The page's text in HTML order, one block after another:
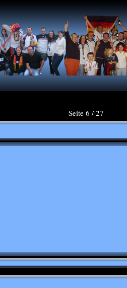
Seite 6 / 27